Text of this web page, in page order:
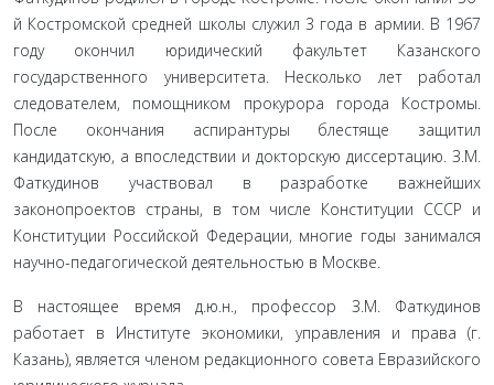
й Костромской средней школы служил 3 года в армии. В 1967
году окончил юридический факультет Казанского
государственного университета. Несколько лет работал
следователем, помощником прокурора города Костромы.
После окончания аспирантуры блестяще защитил
кандидатскую, а впоследствии и докторскую диссертацию. З.М.
Фаткудинов участвовал в разработке важнейших
законопроектов страны, в том числе Конституции СССР и
Конституции Рос­сийской Федерации, многие годы занимался
научно-педагогической деятельностью в Москве.
В настоящее время д.ю.н., профессор З.М. Фаткудинов
работает в Институте экономики, управления и права (г.
Казань), является членом редакционного совета Евразийского